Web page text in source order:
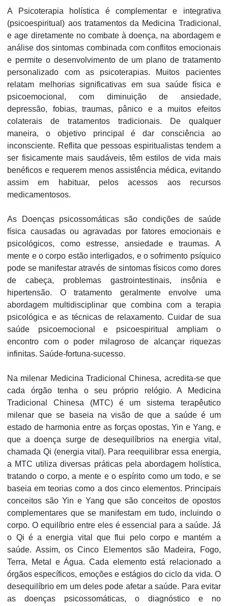
A Psicoterapia holística é complementar e integrativa
(psicoespiritual) aos tratamentos da Medicina Tradicional,
e age diretamente no combate à doença, na abordagem e
análise dos sintomas combinada com conflitos emocionais
e permite o desenvolvimento de um plano de tratamento
personalizado com as psicoterapias. Muitos pacientes
relatam melhorias significativas em sua saúde física e
psicoemocional, com diminuição de ansiedade,
depressão, fobias, traumas, pânico e a muitos efeitos
colaterais de tratamentos tradicionais. De qualquer
maneira, o objetivo principal é dar consciência ao
inconsciente. Reflita que pessoas espiritualistas tendem a
ser fisicamente mais saudáveis, têm estilos de vida mais
benéficos e requerem menos assistência médica, evitando
assim em habituar, pelos acessos aos recursos
medicamentosos.
As Doenças psicossomáticas são condições de saúde
física causadas ou agravadas por fatores emocionais e
psicológicos, como estresse, ansiedade e traumas. A
mente e o corpo estão interligados, e o sofrimento psíquico
pode se manifestar através de sintomas físicos como dores
de cabeça, problemas gastrointestinais, insônia e
hipertensão. O tratamento geralmente envolve uma
abordagem multidisciplinar que combina com a terapia
psicológica e as técnicas de relaxamento. Cuidar de sua
saúde psicoemocional e psicoespiritual ampliam o
encontro com o poder milagroso de alcançar riquezas
infinitas. Saúde-fortuna-sucesso.
Na milenar Medicina Tradicional Chinesa, acredita-se que
cada órgão tenha o seu próprio relógio. A Medicina
Tradicional Chinesa (MTC) é um sistema terapêutico
milenar que se baseia na visão de que a saúde é um
estado de harmonia entre as forças opostas, Yin e Yang, e
que a doença surge de desequilíbrios na energia vital,
chamada Qi (energia vital). Para reequilibrar essa energia,
a MTC utiliza diversas práticas pela abordagem holística,
tratando o corpo, a mente e o espírito como um todo, e se
baseia em teorias como a dos cinco elementos. Principais
conceitos são Yin e Yang que são conceitos de opostos
complementares que se manifestam em tudo, incluindo o
corpo. O equilíbrio entre eles é essencial para a saúde. Já
o Qi é a energia vital que flui pelo corpo e mantém a
saúde. Assim, os Cinco Elementos são Madeira, Fogo,
Terra, Metal e Água. Cada elemento está relacionado a
órgãos específicos, emoções e estágios do ciclo da vida. O
desequilíbrio em um deles pode afetar a saúde. Para evitar
as doenças psicossomáticas, o diagnóstico e no